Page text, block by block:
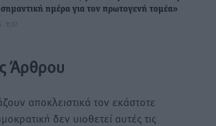
ημέρα για τον πρωτογενή τομέα»
· 11:37
Άρθρου
αποκλειστικά τον εκάστοτε
δεν υιοθετεί αυτές τις